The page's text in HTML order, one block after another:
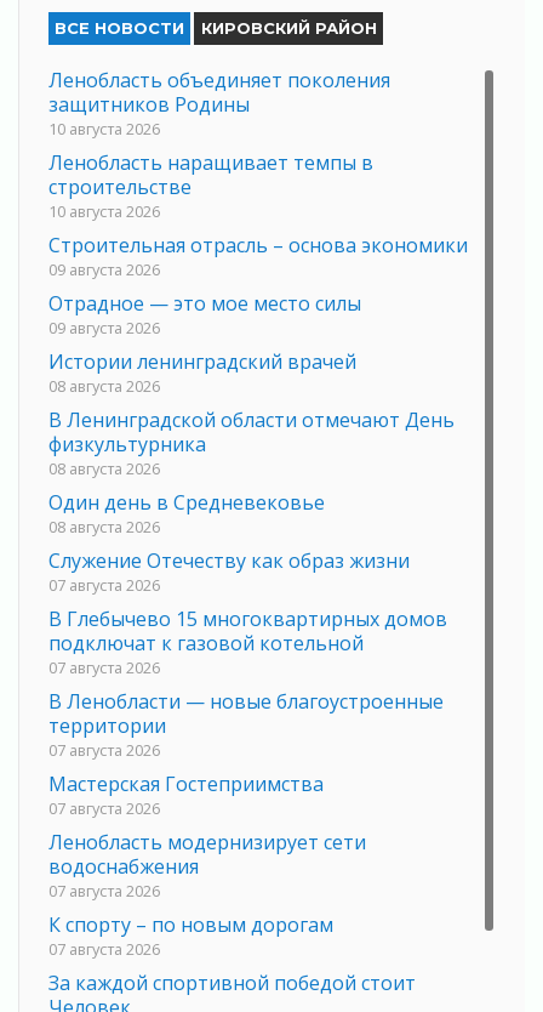
ВСЕ НОВОСТИ КИРОВСКИЙ РАЙОН
Ленобласть объединяет поколения
защитников Родины
10 августа 2026
Ленобласть наращивает темпы в
строительстве
10 августа 2026
Строительная отрасль – основа экономики
09 августа 2026
Отрадное — это мое место силы
09 августа 2026
Истории ленинградский врачей
08 августа 2026
В Ленинградской области отмечают День
физкультурника
08 августа 2026
Один день в Средневековье
08 августа 2026
Служение Отечеству как образ жизни
07 августа 2026
В Глебычево 15 многоквартирных домов
подключат к газовой котельной
07 августа 2026
В Ленобласти — новые благоустроенные
территории
07 августа 2026
Мастерская Гостеприимства
07 августа 2026
Ленобласть модернизирует сети
водоснабжения
07 августа 2026
К спорту – по новым дорогам
07 августа 2026
За каждой спортивной победой стоит
Человек